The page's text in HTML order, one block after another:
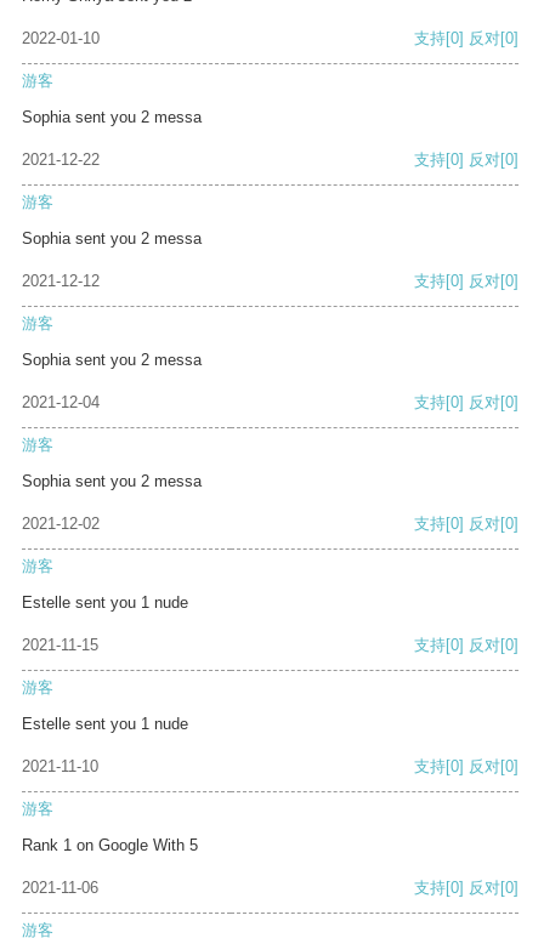
2022-01-10 支持[0] 反对[0]
游客
Sophia sent you 2 messa
2021-12-22 支持[0] 反对[0]
游客
Sophia sent you 2 messa
2021-12-12 支持[0] 反对[0]
游客
Sophia sent you 2 messa
2021-12-04 支持[0] 反对[0]
游客
Sophia sent you 2 messa
2021-12-02 支持[0] 反对[0]
游客
Estelle sent you 1 nude
2021-11-15 支持[0] 反对[0]
游客
Estelle sent you 1 nude
2021-11-10 支持[0] 反对[0]
游客
Rank 1 on Google With 5
2021-11-06 支持[0] 反对[0]
游客